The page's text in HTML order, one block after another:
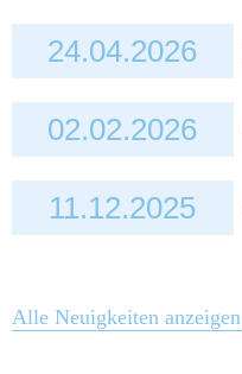
24.04.2026
02.02.2026
11.12.2025
Alle Neuigkeiten anzeigen